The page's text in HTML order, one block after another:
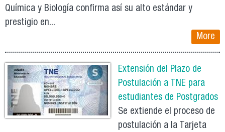
Química y Biología confirma así su alto estándar y
prestigio en...
More
Extensión del Plazo de
Postulación a TNE para
estudiantes de Postgrados
Se extiende el proceso de
postulación a la Tarjeta